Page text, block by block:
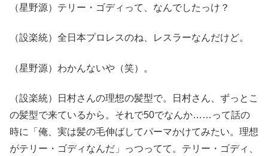
（星野源）テリー・ゴディって、なんでしたっけ？
（設楽統）全日本プロレスのね、レスラーなんだけど。
（星野源）わかんないや（笑）。
（設楽統）日村さんの理想の髪型で。日村さん、ずっとこ
の髪型で来ているから。それで50でなんか……って話の
時に「俺、実は髪の毛伸ばしてパーマかけてみたい。理想
がテリー・ゴディなんだ」っつってて。テリー・ゴディ、